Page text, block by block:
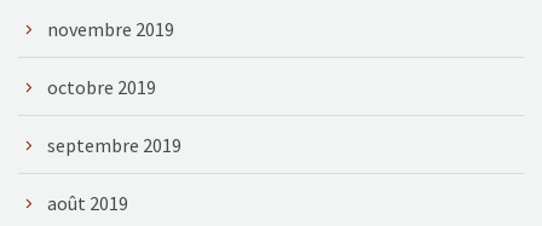
novembre 2019
octobre 2019
septembre 2019
août 2019